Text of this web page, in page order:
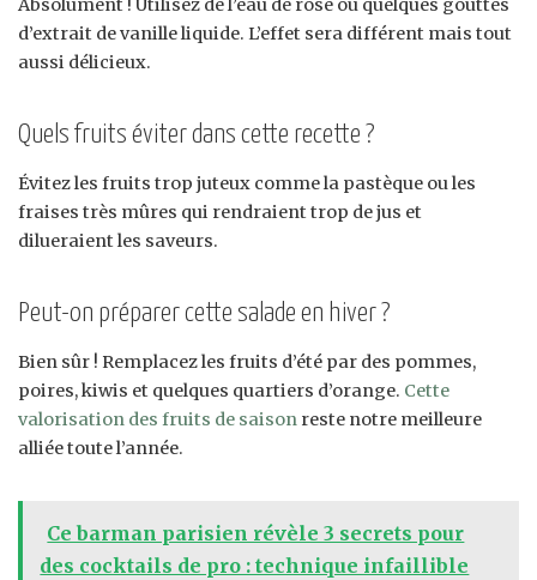
Absolument ! Utilisez de l’eau de rose ou quelques gouttes
d’extrait de vanille liquide. L’effet sera différent mais tout
aussi délicieux.
Quels fruits éviter dans cette recette ?
Évitez les fruits trop juteux comme la pastèque ou les
fraises très mûres qui rendraient trop de jus et
dilueraient les saveurs.
Peut-on préparer cette salade en hiver ?
Bien sûr ! Remplacez les fruits d’été par des pommes,
poires, kiwis et quelques quartiers d’orange. Cette
valorisation des fruits de saison reste notre meilleure
alliée toute l’année.
Ce barman parisien révèle 3 secrets pour
des cocktails de pro : technique infaillible